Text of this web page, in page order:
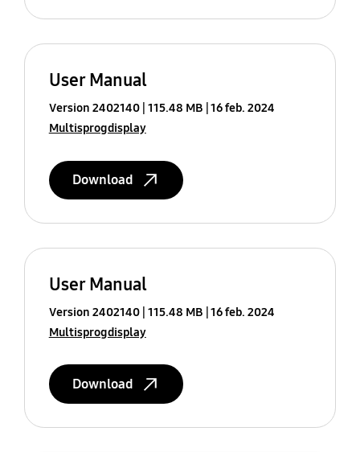
User Manual
Version 2402140 115.48 MB 16 feb. 2024
Multisprogdisplay
Download
User Manual
Version 2402140 115.48 MB 16 feb. 2024
Multisprogdisplay
Download